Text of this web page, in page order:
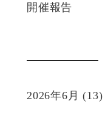
開催報告
2026年6月 (13)